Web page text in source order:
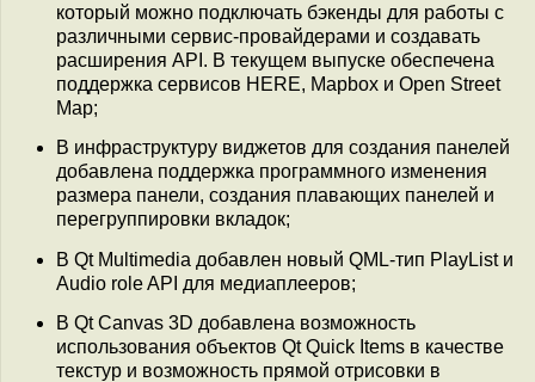
который можно подключать бэкенды для работы с
различными сервис-провайдерами и создавать
расширения API. В текущем выпуске обеспечена
поддержка сервисов HERE, Mapbox и Open Street
Map;
В инфраструктуру виджетов для создания панелей
добавлена поддержка программного изменения
размера панели, создания плавающих панелей и
перегруппировки вкладок;
В Qt Multimedia добавлен новый QML-тип PlayList и
Audio role API для медиаплееров;
В Qt Canvas 3D добавлена возможность
использования объектов Qt Quick Items в качестве
текстур и возможность прямой отрисовки в